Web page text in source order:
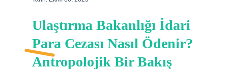
Ulaştırma Bakanlığı İdari
Para Cezası Nasıl Ödenir?
Antropolojik Bir Bakış